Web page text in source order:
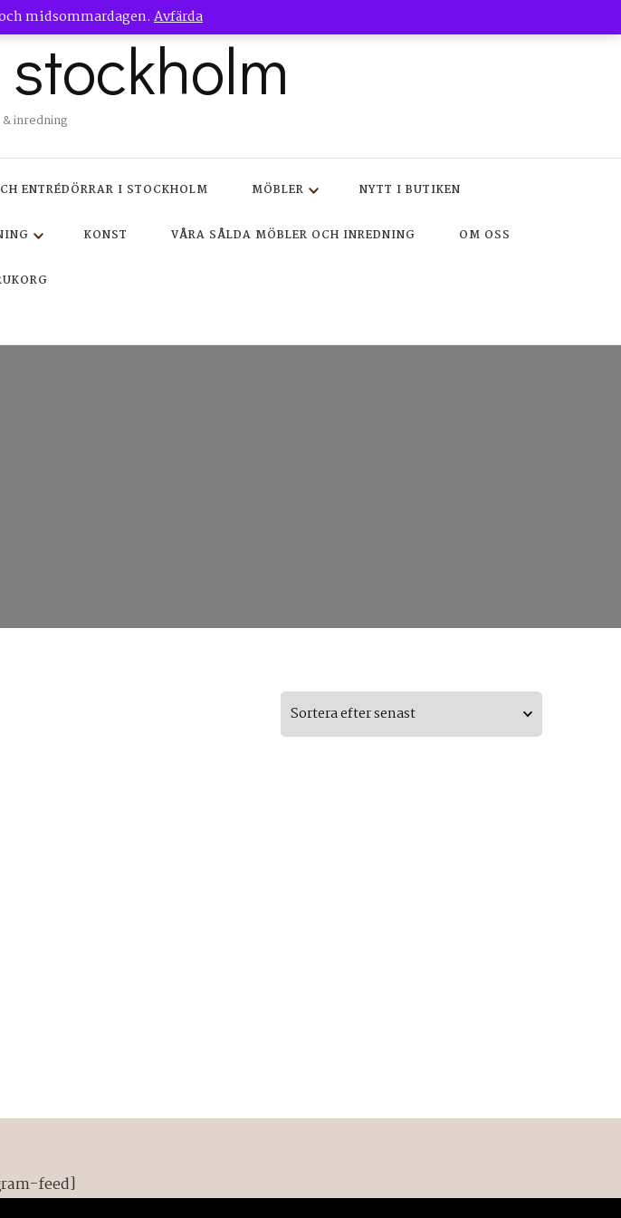
midsommardagen. Avfärda
inredning
ENTRÉDÖRRAR I STOCKHOLM MÖBLER NYTT I BUTIKEN
KONST VÅRA SÅLDA MÖBLER OCH INREDNING OM OSS
feed]